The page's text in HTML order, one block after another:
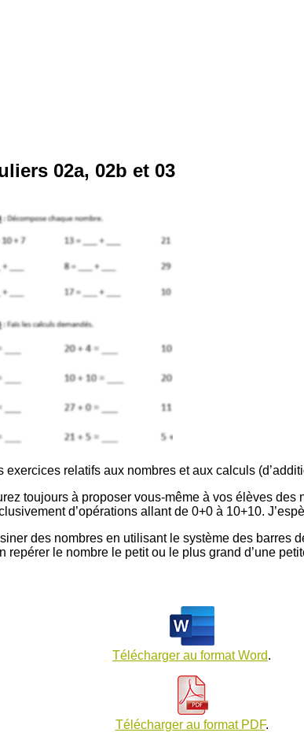
02a, 02b et 03
exercices relatifs aux nombres et aux calculs
toujours à proposer vous-même à vos élèves
d’opérations allant de 0+0 à 10+10.
des nombres en utilisant le système des
le nombre le petit ou le plus grand d’une
Télécharger au format Word.
Télécharger au format PDF.